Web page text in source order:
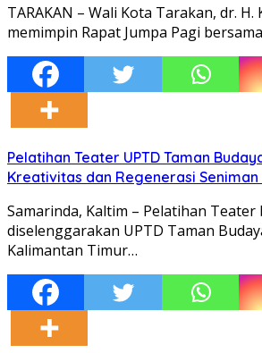
TARAKAN – Wali Kota Tarakan, dr. H.
memimpin Rapat Jumpa Pagi
Pelatihan Teater UPTD Taman
Kreativitas dan Regenerasi Seniman
Samarinda, Kaltim – Pelatihan Teater
diselenggarakan UPTD Taman
Kalimantan Timur…